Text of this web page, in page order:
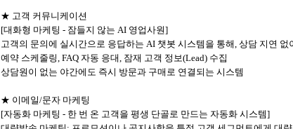
★ 고객 커뮤니케이션
[대화형 마케팅 - 잠들지 않는 AI 영업사원]
고객의 문의에 실시간으로 응답하는 AI 챗봇 시스템을 통해, 상담 지연
예약 스케줄링, FAQ 자동 응대, 잠재 고객 정보(Lead) 수집
상담원이 없는 야간에도 즉시 방문과 구매로 연결되는 시스템
★ 이메일/문자 마케팅
[자동화 마케팅 - 한 번 온 고객을 평생 단골로 만드는 자동화 시스템]